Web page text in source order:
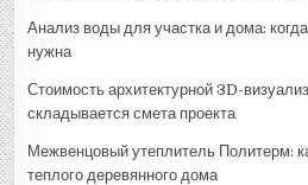
Анализ воды для участка и дома:
нужна
Стоимость архитектурной 3D-
складывается смета проекта
Межвенцовый утеплитель Политерм:
теплого деревянного дома